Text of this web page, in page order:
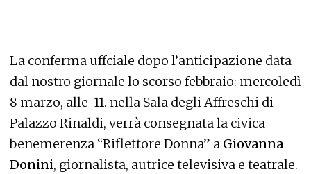
La conferma uffciale dopo l’anticipazione data
dal nostro giornale lo scorso febbraio: mercoledì
8 marzo, alle 11. nella Sala degli Affreschi di
Palazzo Rinaldi, verrà consegnata la civica
benemerenza “Riflettore Donna” a Giovanna
Donini, giornalista, autrice televisiva e teatrale.